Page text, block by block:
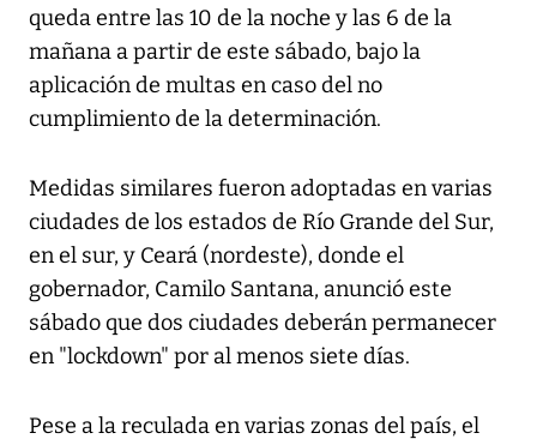
queda entre las 10 de la noche y las 6 de la
mañana a partir de este sábado, bajo la
aplicación de multas en caso del no
cumplimiento de la determinación.
Medidas similares fueron adoptadas en varias
ciudades de los estados de Río Grande del Sur,
en el sur, y Ceará (nordeste), donde el
gobernador, Camilo Santana, anunció este
sábado que dos ciudades deberán permanecer
en "lockdown" por al menos siete días.
Pese a la reculada en varias zonas del país, el